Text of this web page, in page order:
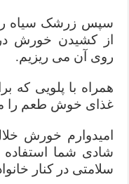
سپس زرشک سیاه
از کشیدن خورش
روی آن می ریزیم.
همراه با پلویی که
غذای خوش طعم را
امیدوارم خورش
شادی شما
سلامتی در کنار